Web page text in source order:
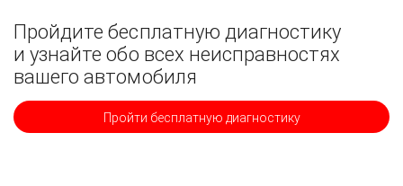
Пройдите бесплатную диагностику
и узнайте обо всех неисправностях
вашего автомобиля
Пройти бесплатную диагностику